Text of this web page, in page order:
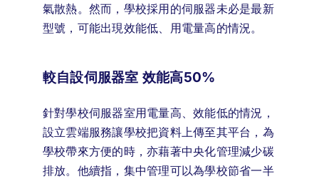
氣散熱。然而，學校採用的伺服器未必是最新
型號，可能出現效能低、用電量高的情況。
較自設伺服器室 效能高50%
針對學校伺服器室用電量高、效能低的情況，
設立雲端服務讓學校把資料上傳至其平台，為
學校帶來方便的時，亦藉著中央化管理減少碳
排放。他續指，集中管理可以為學校節省一半